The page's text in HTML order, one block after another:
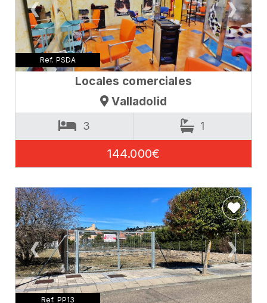
❮ ❯
Ref. PSDA
Locales comerciales
Valladolid
3 1
144.000€
❮ ❯
Ref. PP13